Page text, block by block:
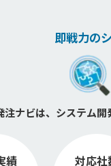
即戦力の
注ナビは、システム開
績 対応社